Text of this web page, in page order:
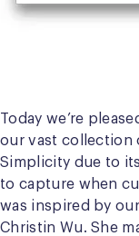
Today we’re
our vast collection
Simplicity due to
to capture when
was inspired by
Christin Wu. She